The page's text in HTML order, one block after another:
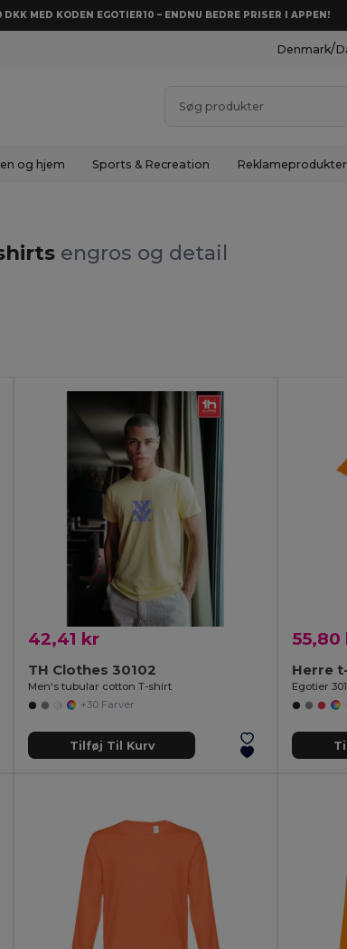
MED KODEN EGOTIER10 – ENDNU BEDRE PRISER I APPEN!
Denmark/
og hjem Sports & Recreation Reklameprodukter
engros og detail
42,41 kr
TH Clothes 30102
Men's tubular cotton T-shirt
+30 Farver
Tilføj Til Kurv
55,80
Herre
Egotier